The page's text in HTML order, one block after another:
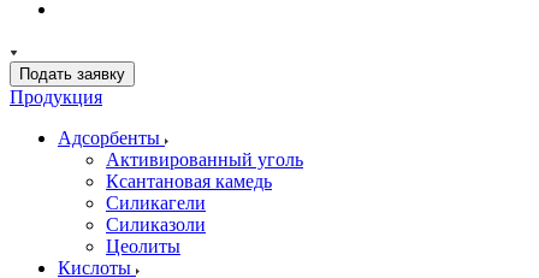
Подать заявку
Продукция
Адсорбенты
Активированный уголь
Ксантановая камедь
Силикагели
Силиказоли
Цеолиты
Кислоты